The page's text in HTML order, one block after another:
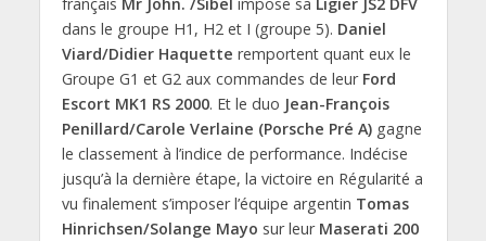
dans le groupe H1, H2 et I (groupe 5). Daniel
Viard/Didier Haquette remportent quant eux le
Groupe G1 et G2 aux commandes de leur Ford
Escort MK1 RS 2000. Et le duo Jean-François
Penillard/Carole Verlaine (Porsche Pré A)gagne
le classement à l’indice de performance. Indécise
jusqu’à la dernière étape, la victoire en Régularité a
vu finalement s’imposer l’équipe argentin Tomas
Hinrichsen/Solange Mayo sur leur Maserati 200